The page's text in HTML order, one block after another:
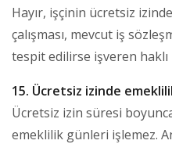
Hayır, işçinin ücretsiz
çalışması, mevcut iş
tespit edilirse işveren
15. Ücretsiz izinde
Ücretsiz izin süresi
emeklilik günleri işlemez.